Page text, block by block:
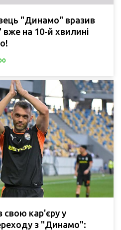
"Динамо" вразив
на 10-й хвилині
свою кар'єру у
з "Динамо":